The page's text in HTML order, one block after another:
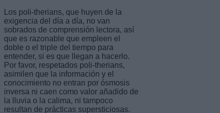
Los poli-therians, que huyen de la
exigencia del día a día, no van
sobrados de comprensión lectora, así
que es razonable que empleen el
doble o el triple del tiempo para
entender, si es que llegan a hacerlo.
Por favor, respetados poli-therians,
asimilen que la información y el
conocimiento no entran por ósmosis
inversa ni caen como valor añadido de
la lluvia o la calima, ni tampoco
resultan de prácticas supersticiosas.